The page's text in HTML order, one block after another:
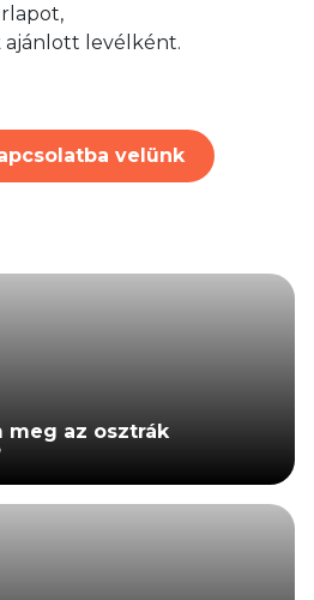
levélként.
velünk
meg az osztrák